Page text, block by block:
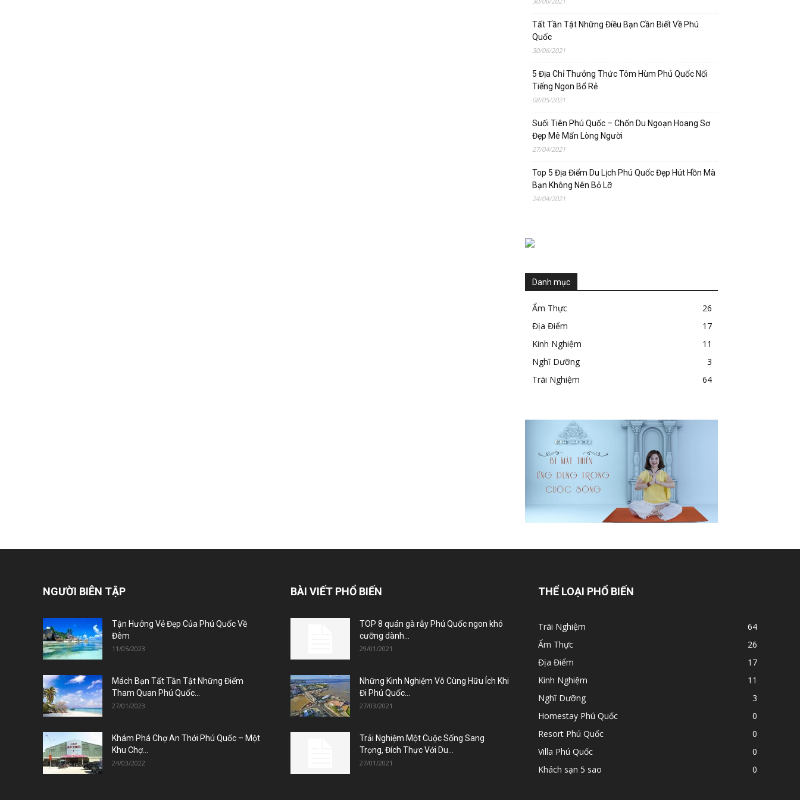
Tất Tần Tật Những Điều Bạn Cần Biết Về Phú
Quốc
30/06/2021
5 Địa Chỉ Thưởng Thức Tôm Hùm Phú Quốc Nổi
Tiếng Ngon Bổ Rẻ
08/05/2021
Suối Tiên Phú Quốc – Chốn Du Ngoạn Hoang Sơ
Đẹp Mê Mẩn Lòng Người
27/04/2021
Top 5 Địa Điểm Du Lịch Phú Quốc Đẹp Hút Hồn Mà
Bạn Không Nên Bỏ Lỡ
24/04/2021
Danh mục
Ẩm Thực
26
Địa Điểm
17
Kinh Nghiệm
11
Nghĩ Dưỡng
3
Trãi Nghiệm
64
NGƯỜI BIÊN TẬP
Tận Hưởng Vẻ Đẹp Của Phú Quốc Về
Đêm
11/05/2023
Mách Bạn Tất Tần Tật Những Điểm
Tham Quan Phú Quốc...
27/01/2023
Khám Phá Chợ An Thới Phú Quốc – Một
Khu Chợ...
24/03/2022
BÀI VIẾT PHỔ BIẾN
TOP 8 quán gà rẫy Phú Quốc ngon khó
cưỡng dành...
29/01/2021
Những Kinh Nghiệm Vô Cùng Hữu Ích Khi
Đi Phú Quốc...
27/03/2021
Trải Nghiệm Một Cuộc Sống Sang
Trọng, Đích Thực Với Du...
27/01/2021
THỂ LOẠI PHỔ BIẾN
Trãi Nghiệm
64
Ẩm Thực
26
Địa Điểm
17
Kinh Nghiệm
11
Nghĩ Dưỡng
3
Homestay Phú Quốc
0
Resort Phú Quốc
0
Villa Phú Quốc
0
Khách sạn 5 sao
0